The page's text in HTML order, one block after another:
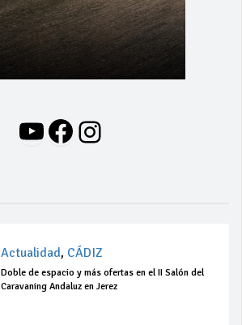
YouTube
Facebook
Instagram
Actualidad, CÁDIZ
Doble de espacio y más ofertas en el II Salón del
Caravaning Andaluz en Jerez